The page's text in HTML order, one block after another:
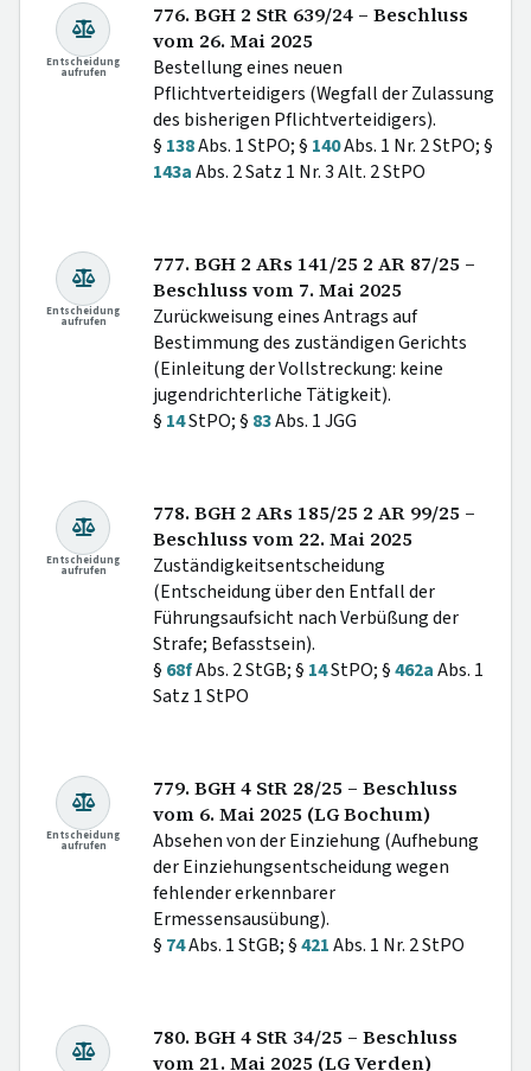
Entscheidung
aufrufen
776. BGH 2 StR 639/24 – Beschluss
vom 26. Mai 2025
Bestellung eines neuen
Pflichtverteidigers (Wegfall der Zulassung
des bisherigen Pflichtverteidigers).
§ 138Abs. 1 StPO; § 140Abs. 1 Nr. 2 StPO; §
143aAbs. 2 Satz 1 Nr. 3 Alt. 2 StPO
Entscheidung
aufrufen
777. BGH 2 ARs 141/25 2 AR 87/25 –
Beschluss vom 7. Mai 2025
Zurückweisung eines Antrags auf
Bestimmung des zuständigen Gerichts
(Einleitung der Vollstreckung: keine
jugendrichterliche Tätigkeit).
§ 14StPO; § 83Abs. 1 JGG
Entscheidung
aufrufen
778. BGH 2 ARs 185/25 2 AR 99/25 –
Beschluss vom 22. Mai 2025
Zuständigkeitsentscheidung
(Entscheidung über den Entfall der
Führungsaufsicht nach Verbüßung der
Strafe; Befasstsein).
§ 68fAbs. 2 StGB; § 14StPO; §462aAbs. 1
Satz 1 StPO
Entscheidung
aufrufen
779. BGH 4 StR 28/25 – Beschluss
vom 6. Mai 2025 (LG Bochum)
Absehen von der Einziehung (Aufhebung
der Einziehungsentscheidung wegen
fehlender erkennbarer
Ermessensausübung).
§ 74Abs. 1 StGB; §421Abs. 1 Nr. 2 StPO
780. BGH 4 StR 34/25 – Beschluss
vom 21. Mai 2025 (LG Verden)